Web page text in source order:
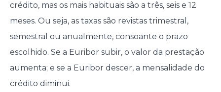
crédito, mas os mais habituais são a três, seis e 12
meses. Ou seja, as taxas são revistas trimestral,
semestral ou anualmente, consoante o prazo
escolhido. Se a Euribor subir, o valor da prestação
aumenta; e se a Euribor descer, a mensalidade do
crédito diminui.